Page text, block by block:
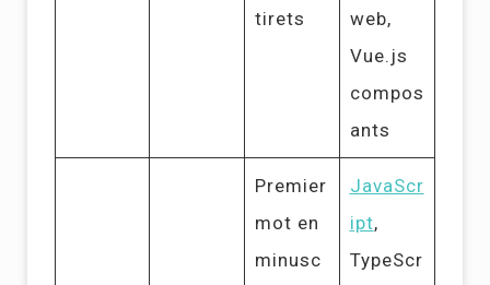
tirets
web,
Vue.js
compos
ants
Premier
mot en
minusc
JavaScr
ipt,
TypeScr